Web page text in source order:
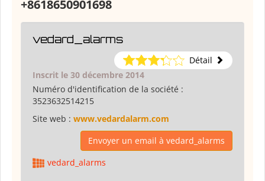
+8618650901698
vedard_alarms
Détail
Inscrit le 30 décembre 2014
Numéro d'identification de la société :
3523632514215
Site web : www.vedardalarm.com
Envoyer un email à vedard_alarms
vedard_alarms